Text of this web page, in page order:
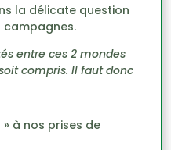
la délicate question
campagnes.
entre ces 2 mondes
compris. Il faut donc
» à nos prises de